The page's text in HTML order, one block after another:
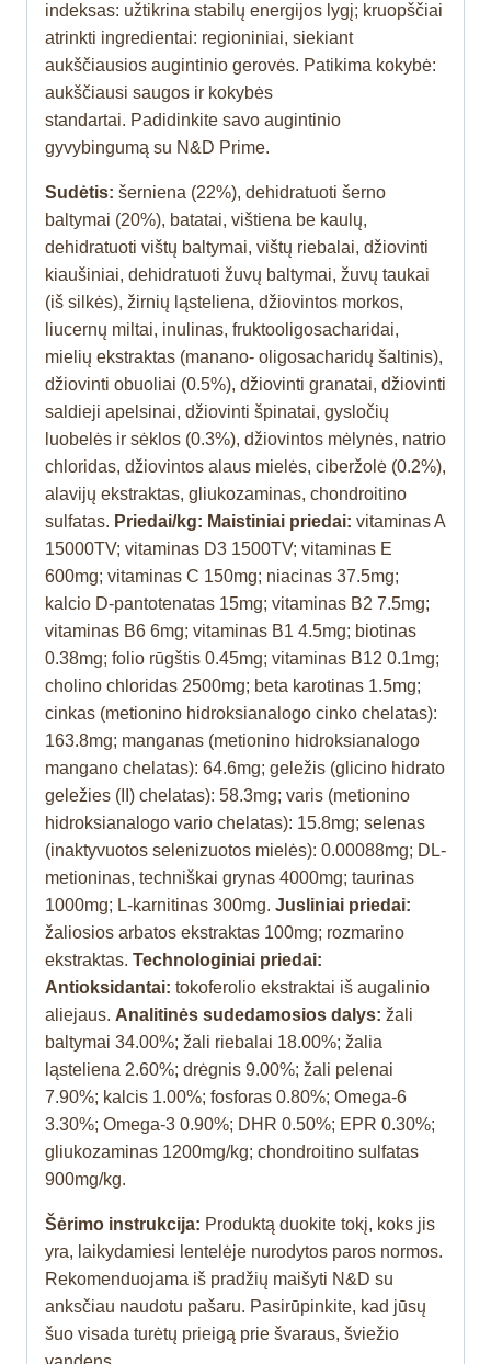
indeksas: užtikrina stabilų energijos lygį; kruopščiai
atrinkti ingredientai: regioniniai, siekiant
aukščiausios augintinio gerovės. Patikima kokybė:
aukščiausi saugos ir kokybės
standartai. Padidinkite savo augintinio
gyvybingumą su N&D Prime.
Sudėtis: šerniena (22%), dehidratuoti šerno
baltymai (20%), batatai, vištiena be kaulų,
dehidratuoti vištų baltymai, vištų riebalai, džiovinti
kiaušiniai, dehidratuoti žuvų baltymai, žuvų taukai
(iš silkės), žirnių ląsteliena, džiovintos morkos,
liucernų miltai, inulinas, fruktooligosacharidai,
mielių ekstraktas (manano- oligosacharidų šaltinis),
džiovinti obuoliai (0.5%), džiovinti granatai, džiovinti
saldieji apelsinai, džiovinti špinatai, gysločių
luobelės ir sėklos (0.3%), džiovintos mėlynės, natrio
chloridas, džiovintos alaus mielės, ciberžolė (0.2%),
alavijų ekstraktas, gliukozaminas, chondroitino
sulfatas. Priedai/kg: Maistiniai priedai: vitaminas A
15000TV; vitaminas D3 1500TV; vitaminas E
600mg; vitaminas C 150mg; niacinas 37.5mg;
kalcio D-pantotenatas 15mg; vitaminas B2 7.5mg;
vitaminas B6 6mg; vitaminas B1 4.5mg; biotinas
0.38mg; folio rūgštis 0.45mg; vitaminas B12 0.1mg;
cholino chloridas 2500mg; beta karotinas 1.5mg;
cinkas (metionino hidroksianalogo cinko chelatas):
163.8mg; manganas (metionino hidroksianalogo
mangano chelatas): 64.6mg; geležis (glicino hidrato
geležies (II) chelatas): 58.3mg; varis (metionino
hidroksianalogo vario chelatas): 15.8mg; selenas
(inaktyvuotos selenizuotos mielės): 0.00088mg; DL-
metioninas, techniškai grynas 4000mg; taurinas
1000mg; L-karnitinas 300mg. Jusliniai priedai:
žaliosios arbatos ekstraktas 100mg; rozmarino
ekstraktas. Technologiniai priedai:
Antioksidantai: tokoferolio ekstraktai iš augalinio
aliejaus. Analitinės sudedamosios dalys: žali
baltymai 34.00%; žali riebalai 18.00%; žalia
ląsteliena 2.60%; drėgnis 9.00%; žali pelenai
7.90%; kalcis 1.00%; fosforas 0.80%; Omega-6
3.30%; Omega-3 0.90%; DHR 0.50%; EPR 0.30%;
gliukozaminas 1200mg/kg; chondroitino sulfatas
900mg/kg.
Šėrimo instrukcija: Produktą duokite tokį, koks jis
yra, laikydamiesi lentelėje nurodytos paros normos.
Rekomenduojama iš pradžių maišyti N&D su
anksčiau naudotu pašaru. Pasirūpinkite, kad jūsų
šuo visada turėtų prieigą prie švaraus, šviežio